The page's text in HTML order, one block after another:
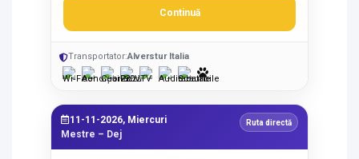
Continuă
Transportator:Alverstur Italia
11-11-2026, Miercuri
Mestre – Dej
Ruta directă